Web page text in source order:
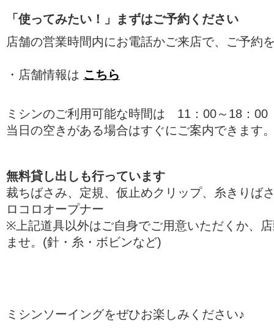
「使ってみたい！」まずはご予約ください
店舗の営業時間内にお電話かご来店で、ご予約
・店舗情報は こちら
ミシンのご利用可能な時間は 11：00～18：
当日の空きがある場合はすぐにご案内できます
無料貸し出しも行っています
裁ちばさみ、定規、仮止めクリップ、糸きりば
ロコロオープナー
※上記道具以外はご自身でご用意いただくか、
ませ。(針・糸・ボビンなど)
ミシンソーイングをぜひお楽しみください♪